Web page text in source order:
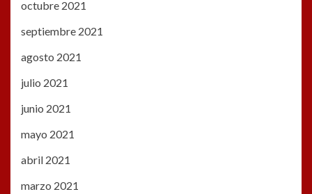
octubre 2021
septiembre 2021
agosto 2021
julio 2021
junio 2021
mayo 2021
abril 2021
marzo 2021